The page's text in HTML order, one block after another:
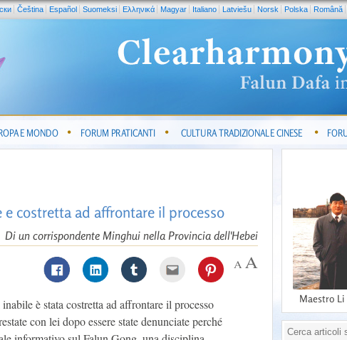
Čeština Español Suomeksi Ελληνικά Magyar Italiano Latviešu Norsk Polska Română
E MONDO FORUM PRATICANTI CULTURA TRADIZIONALE CINESE
costretta ad affrontare il processo
Di un corrispondente Minghui nella Provincia dell'Hebei
è stata costretta ad affrontare il processo
con lei dopo essere state denunciate perché
Maestro